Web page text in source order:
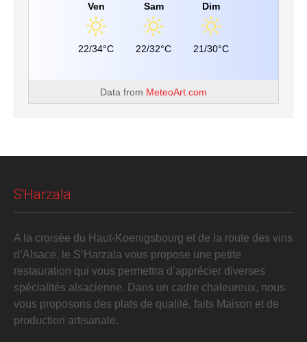
Ven
22/34°C
Sam
22/32°C
Dim
21/30°C
Data from MeteoArt.com
S'Harzala
A la croisée du Haut-Koenigsbourg et de la route des vins
d’Alsace, le S’Harzala vous propose une petite
restauration qui vous permettra d’apprécier diverses
spécialités alsacienne. Dans un cadre chaleureux, nous
vous proposons des plats de qualité, faits Maison et de
production artisanale.